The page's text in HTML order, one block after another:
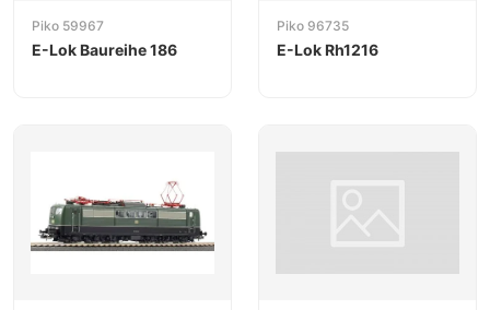
Piko 59967
E-Lok Baureihe 186
Piko 96735
E-Lok Rh1216